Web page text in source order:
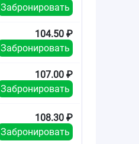
Забронировать
104.50 ₽
Забронировать
107.00 ₽
Забронировать
108.30 ₽
Забронировать